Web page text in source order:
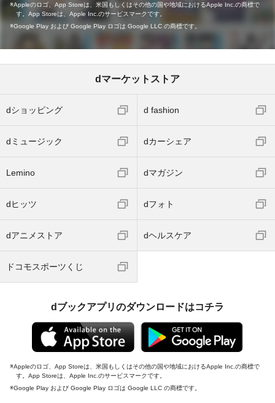
Appleのロゴ、App Storeは、米国もしくはその他の国や地域におけるApple Inc.の商標で
す。App Storeは、Apple Inc.のサービスマークです。
Google Play および Google Play ロゴは Google LLC の商標です。
dマーケットストア
dショッピング d fashion
dミュージック dカーシェア
Lemino dマガジン
dヒッツ dフォト
dアニメストア dヘルスケア
ドコモスポーツくじ
dブックアプリのダウンロードはコチラ
Appleのロゴ、App Storeは、米国もしくはその他の国や地域におけるApple Inc.の商標で
す。App Storeは、Apple Inc.のサービスマークです。
Google Play および Google Play ロゴは Google LLC の商標です。